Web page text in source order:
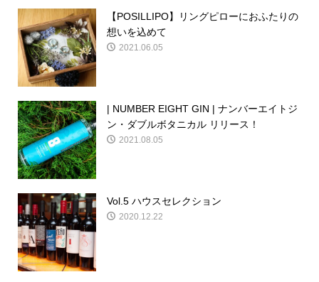
【POSILLIPO】リングピローにおふたりの
想いを込めて
2021.06.05
| NUMBER EIGHT GIN | ナンバーエイトジ
ン・ダブルボタニカル リリース！
2021.08.05
Vol.5 ハウスセレクション
2020.12.22